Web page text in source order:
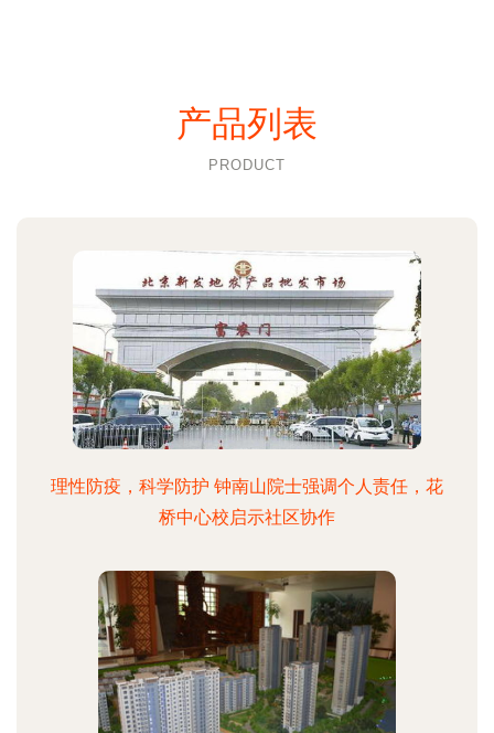
产品列表
PRODUCT
理性防疫，科学防护 钟南山院士强调个人责任，花
桥中心校启示社区协作